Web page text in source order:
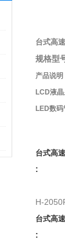
台式高
规格型
产品说
LCD液
LED数
台式高
:
H-
台式高
: